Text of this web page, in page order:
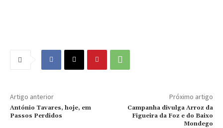
Artigo anterior
António Tavares, hoje, em
Passos Perdidos
Próximo artigo
Campanha divulga Arroz da
Figueira da Foz e do Baixo
Mondego